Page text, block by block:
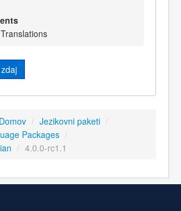
Domov / Jezikovni paketi /
Packages /
/ 4.0.0-rc1.1